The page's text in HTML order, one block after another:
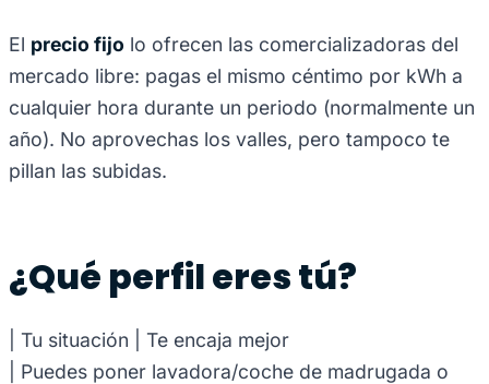
El precio fijo lo ofrecen las comercializadoras del
mercado libre: pagas el mismo céntimo por kWh a
cualquier hora durante un periodo (normalmente un
año). No aprovechas los valles, pero tampoco te
pillan las subidas.
¿Qué perfil eres tú?
| Tu situación | Te encaja mejor
| Puedes poner lavadora/coche de madrugada o